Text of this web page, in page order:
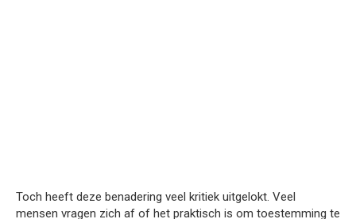
Toch heeft deze benadering veel kritiek uitgelokt. Veel
mensen vragen zich af of het praktisch is om toestemming te